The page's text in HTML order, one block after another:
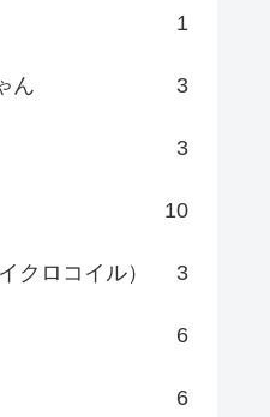
1
ん 3
3
10
クロコイル） 3
6
6